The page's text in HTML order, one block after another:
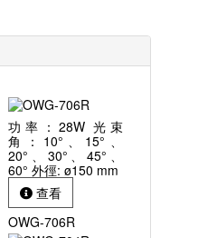
功率：28W 光束
角：10°、15°、
20°、30°、45°、
60° 外徑: ø150 mm
查看
OWG-706R